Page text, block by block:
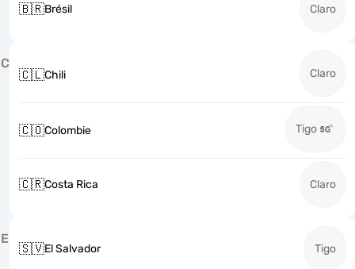
🇧🇷Brésil Claro
C
🇨🇱Chili Claro
🇨🇴Colombie Tigo
🇨🇷Costa Rica Claro
E
🇸🇻El Salvador Tigo